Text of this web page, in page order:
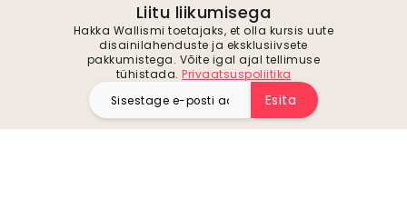
Liitu liikumisega
Hakka Wallismi toetajaks, et olla kursis uute
disainilahenduste ja eksklusiivsete
pakkumistega. Võite igal ajal tellimuse
tühistada. Privaatsuspoliitika
Esita